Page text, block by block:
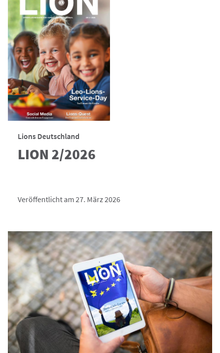
Lions Deutschland
LION 2/2026
Veröffentlicht am 27. März 2026